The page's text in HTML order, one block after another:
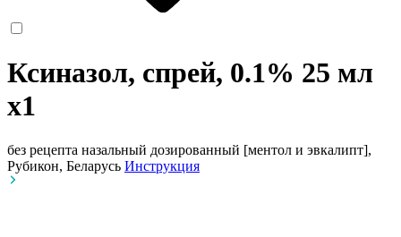
Ксиназол, спрей, 0.1% 25 мл
x1
без рецепта назальный дозированный [ментол и эвкалипт],
Рубикон, Беларусь Инструкция